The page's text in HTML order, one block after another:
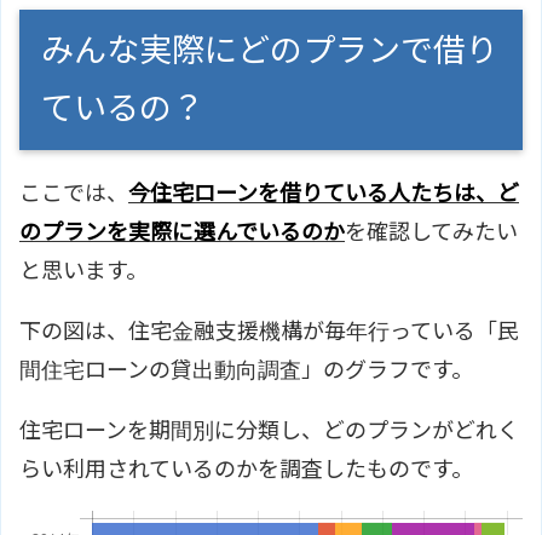
みんな実際にどのプランで借り
ているの？
ここでは、 今住宅ローンを借りている人たちは、ど
のプランを実際に選んでいるのかを確認してみたい
と思います。
下の図は、住宅金融支援機構が毎年行っている「民
間住宅ローンの貸出動向調査」のグラフです。
住宅ローンを期間別に分類し、どのプランがどれく
らい利用されているのかを調査したものです。